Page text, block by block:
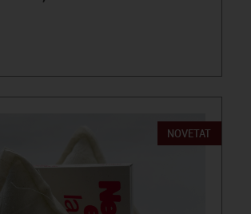
NOVETAT